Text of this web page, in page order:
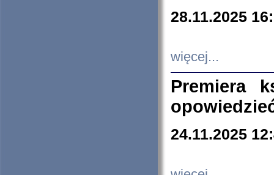
28.11.2025
więcej...
Premiera
24.11.2025